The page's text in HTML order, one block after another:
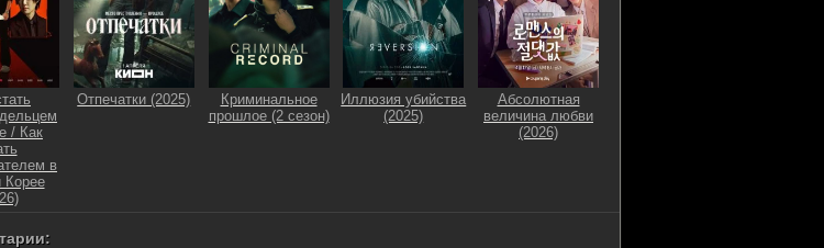
/ Как
в
Отпечатки (2025)
Криминальное
прошлое (2 сезон)
Иллюзия убийства
(2025)
Абсолютная
величина любви
(2026)